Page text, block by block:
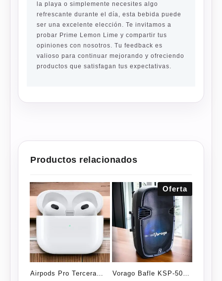
la playa o simplemente necesites algo
refrescante durante el día, esta bebida puede
ser una excelente elección. Te invitamos a
probar Prime Lemon Lime y compartir tus
opiniones con nosotros. Tu feedback es
valioso para continuar mejorando y ofreciendo
productos que satisfagan tus expectativas.
Productos relacionados
Airpods Pro Tercera
Oferta
Vorago Bafle KSP-500